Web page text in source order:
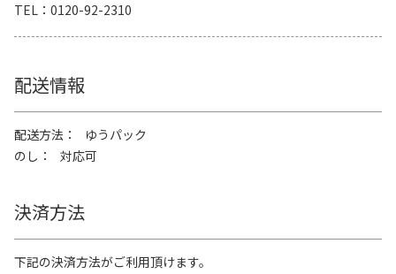
TEL
0120-92-2310
配送情報
配送方法
ゆうパック
のし
対応可
決済方法
下記の決済方法がご利用頂けます。